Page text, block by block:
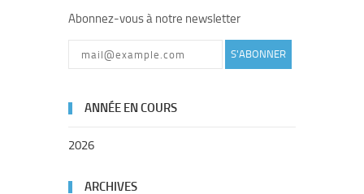
Abonnez-vous à notre newsletter
S'ABONNER
ANNÉE EN COURS
2026
ARCHIVES